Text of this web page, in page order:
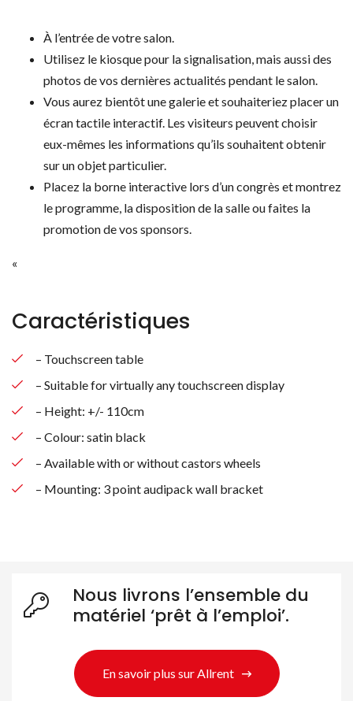
À l’entrée de votre salon.
Utilisez le kiosque pour la signalisation, mais aussi des
photos de vos dernières actualités pendant le salon.
Vous aurez bientôt une galerie et souhaiteriez placer un
écran tactile interactif. Les visiteurs peuvent choisir
eux-mêmes les informations qu’ils souhaitent obtenir
sur un objet particulier.
Placez la borne interactive lors d’un congrès et montrez
le programme, la disposition de la salle ou faites la
promotion de vos sponsors.
«
Caractéristiques
– Touchscreen table
– Suitable for virtually any touchscreen display
– Height: +/- 110cm
– Colour: satin black
– Available with or without castors wheels
– Mounting: 3 point audipack wall bracket
Nous livrons l’ensemble du
matériel ‘prêt à l’emploi’.
En savoir plus sur Allrent
Rechercher des produits